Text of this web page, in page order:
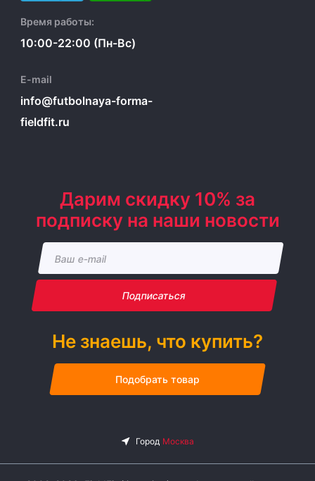
Время работы:
10:00-22:00 (Пн-Вс)
E-mail
info@futbolnaya-forma-
fieldfit.ru
Дарим скидку 10% за
подписку на наши новости
Подписаться
Не знаешь, что купить?
Подобрать товар